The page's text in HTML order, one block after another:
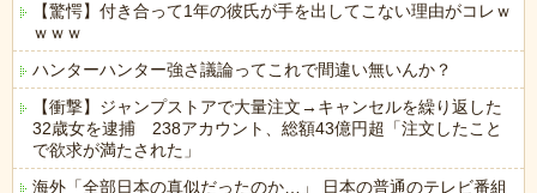
【驚愕】付き合って1年の彼氏が手を出してこない理由がコレｗ
ｗｗｗ
ハンターハンター強さ議論ってこれで間違い無いんか？
【衝撃】ジャンプストアで大量注文→キャンセルを繰り返した
32歳女を逮捕 238アカウント、総額43億円超「注文したこと
で欲求が満たされた」
海外「全部日本の真似だったのか…」 日本の普通のテレビ番組